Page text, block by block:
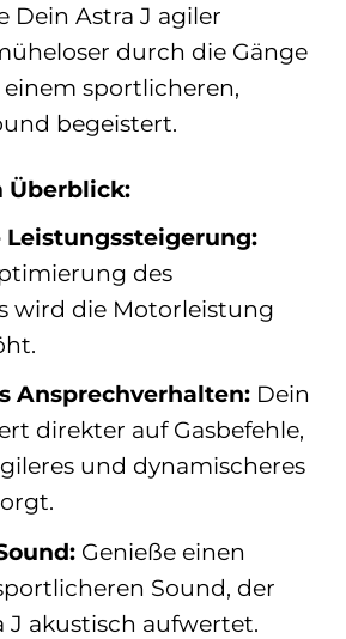
Dein Astra J agiler
durch die Gänge
sportlicheren,
begeistert.
Überblick:
des
wird die Motorleistung
Ansprechverhalten:Dein
direkter auf Gasbefehle,
und dynamischeres
Genieße einen
Sound, der
J akustisch aufwertet.